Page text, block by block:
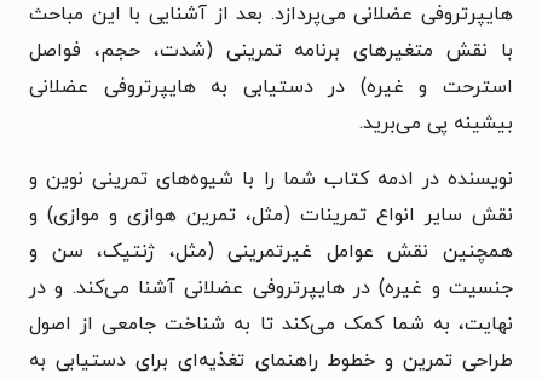
هایپرتروفی عضلانی می‌پردازد. بعد از آشنایی با این مباحث
با نقش متغیرهای برنامه تمرینی (شدت، حجم، فواصل
استرحت و غیره) در دستیابی به هایپرتروفی عضلانی
بیشینه پی می‌­برید.
نویسنده در ادمه کتاب شما را با شیوه‌­های تمرینی نوین و
نقش سایر انواع تمرینات (مثل، تمرین هوازی و موازی) و
همچنین نقش عوامل غیرتمرینی (مثل، ژنتیک، سن و
جنسیت و غیره) در هایپرتروفی عضلانی آشنا می‌­کند. و در
نهایت، به شما کمک می‌کند تا به شناخت جامعی از اصول
طراحی تمرین و خطوط راهنمای تغذیه­‌ای برای دستیابی به